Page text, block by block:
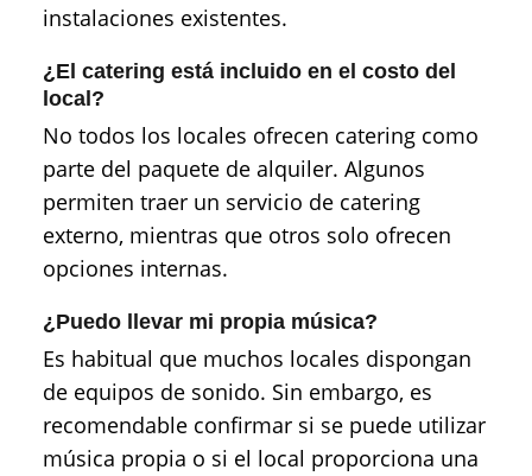
instalaciones existentes.
¿El catering está incluido en el costo del
local?
No todos los locales ofrecen catering como
parte del paquete de alquiler. Algunos
permiten traer un servicio de catering
externo, mientras que otros solo ofrecen
opciones internas.
¿Puedo llevar mi propia música?
Es habitual que muchos locales dispongan
de equipos de sonido. Sin embargo, es
recomendable confirmar si se puede utilizar
música propia o si el local proporciona una